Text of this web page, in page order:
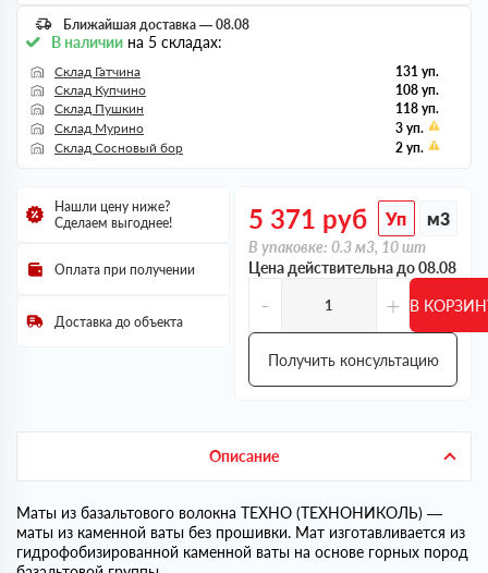
Ближайшая доставка — 08.08
В наличии на 5 складах:
Склад Гатчина
131 уп.
Склад Купчино
108 уп.
Склад Пушкин
118 уп.
Склад Мурино
3 уп.
Склад Сосновый бор
2 уп.
5 371 руб Уп м3
В упаковке: 0.3 м3, 10 шт
Цена действительна до 08.08
- + В
Получить консультацию
Нашли цену ниже?
Сделаем выгоднее!
Оплата при получении
Доставка до объекта
Описание
Маты из базальтового волокна ТЕХНО (ТЕХНОНИКОЛЬ) —
маты из каменной ваты без прошивки. Мат изготавливается из
гидрофобизированной каменной ваты на основе горных пород